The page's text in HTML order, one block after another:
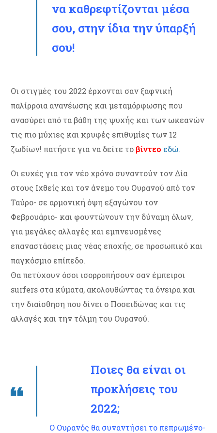
να καθρεφτίζονται μέσα
σου, στην ίδια την ύπαρξή
σου!
Οι στιγμές του 2022 έρχονται σαν ξαφνική
παλίρροια ανανέωσης και μεταμόρφωσης που
ανασύρει από τα βάθη της ψυχής και των ωκεανών
τις πιο μύχιες και κρυφές επιθυμίες των 12
ζωδίων! πατήστε για να δείτε το βίντεο εδώ.
Οι ευχές για τον νέο χρόνο συναντούν τον Δία
στους Ιχθείς και τον άνεμο του Ουρανού από τον
Ταύρο- σε αρμονική όψη εξαγώνου τον
Φεβρουάριο- και φουντώνουν την δύναμη όλων,
για μεγάλες αλλαγές και εμπνευσμένες
επαναστάσεις μιας νέας εποχής, σε προσωπικό και
παγκόσμιο επίπεδο.
Θα πετύχουν όσοι ισορροπήσουν σαν έμπειροι
surfers στα κύματα, ακολουθώντας τα όνειρα και
την διαίσθηση που δίνει ο Ποσειδώνας και τις
αλλαγές και την τόλμη του Ουρανού.
Ποιες θα είναι οι
προκλήσεις του
2022;
Ο Ουρανός θα συναντήσει το πεπρωμένο-